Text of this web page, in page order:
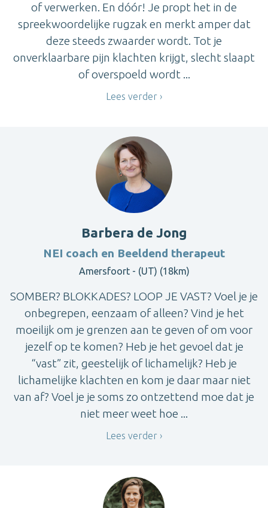
of verwerken. En dóór! Je propt het in de
spreekwoordelijke rugzak en merkt amper dat
deze steeds zwaarder wordt. Tot je
onverklaarbare pijn klachten krijgt, slecht slaapt
of overspoeld wordt ...
Lees verder
Barbera de Jong
NEI coach en Beeldend therapeut
Amersfoort - (UT) (18km)
SOMBER? BLOKKADES? LOOP JE VAST? Voel je je
onbegrepen, eenzaam of alleen? Vind je het
moeilijk om je grenzen aan te geven of om voor
jezelf op te komen? Heb je het gevoel dat je
“vast” zit, geestelijk of lichamelijk? Heb je
lichamelijke klachten en kom je daar maar niet
van af? Voel je je soms zo ontzettend moe dat je
niet meer weet hoe ...
Lees verder